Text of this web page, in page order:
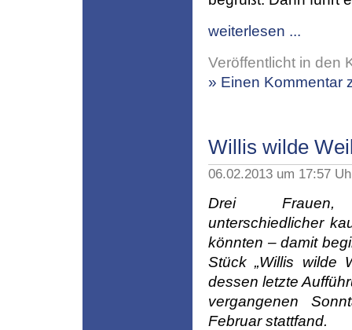
weiterlesen ...
Veröffentlicht in den
» Einen Kommentar
Willis wilde
06.02.2013 um 17:57
Drei
unterschiedlicher
könnten – damit
Stück „Willis wilde
dessen letzte
vergangenen
Februar stattfand.